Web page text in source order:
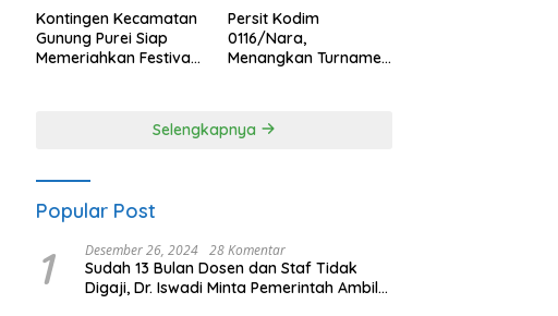
Kontingen Kecamatan
Gunung Purei Siap
Memeriahkan Festival
Persit Kodim
0116/Nara,
Menangkan Turnamen
Selengkapnya
Popular Post
1 Desember 26, 2024 28 Komentar
Sudah 13 Bulan Dosen dan Staf Tidak
Digaji, Dr. Iswadi Minta Pemerintah Ambil